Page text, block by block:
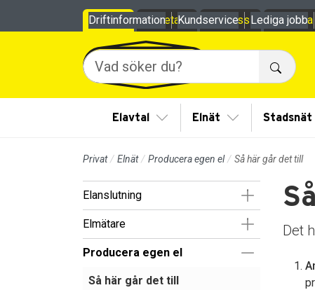
Till sidans huvudinnehåll
Privat
Företag Om oss
Sök
Elavtal Visa/Göm undermeny
Elnät Visa/GömStadsnät
Driftinformation Kundservice Lediga jobb
Privat Elnät Producera egen el Så här går det till
Elanslutning Visa/Göm
Elmätare Visa/Göm
Producera egen el Visa/Göm
Så här går det till
Det